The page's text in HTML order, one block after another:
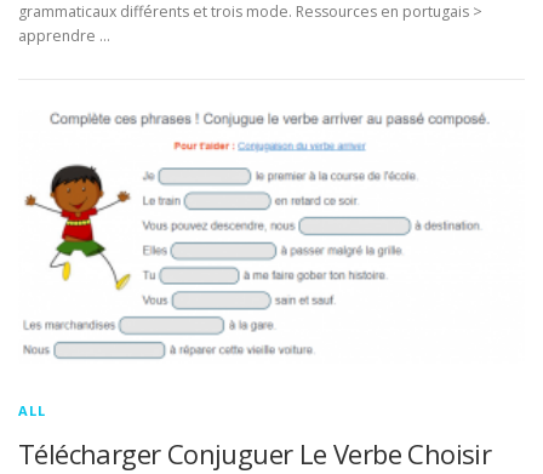
grammaticaux différents et trois mode. Ressources en portugais >
apprendre …
ALL
Télécharger Conjuguer Le Verbe Choisir